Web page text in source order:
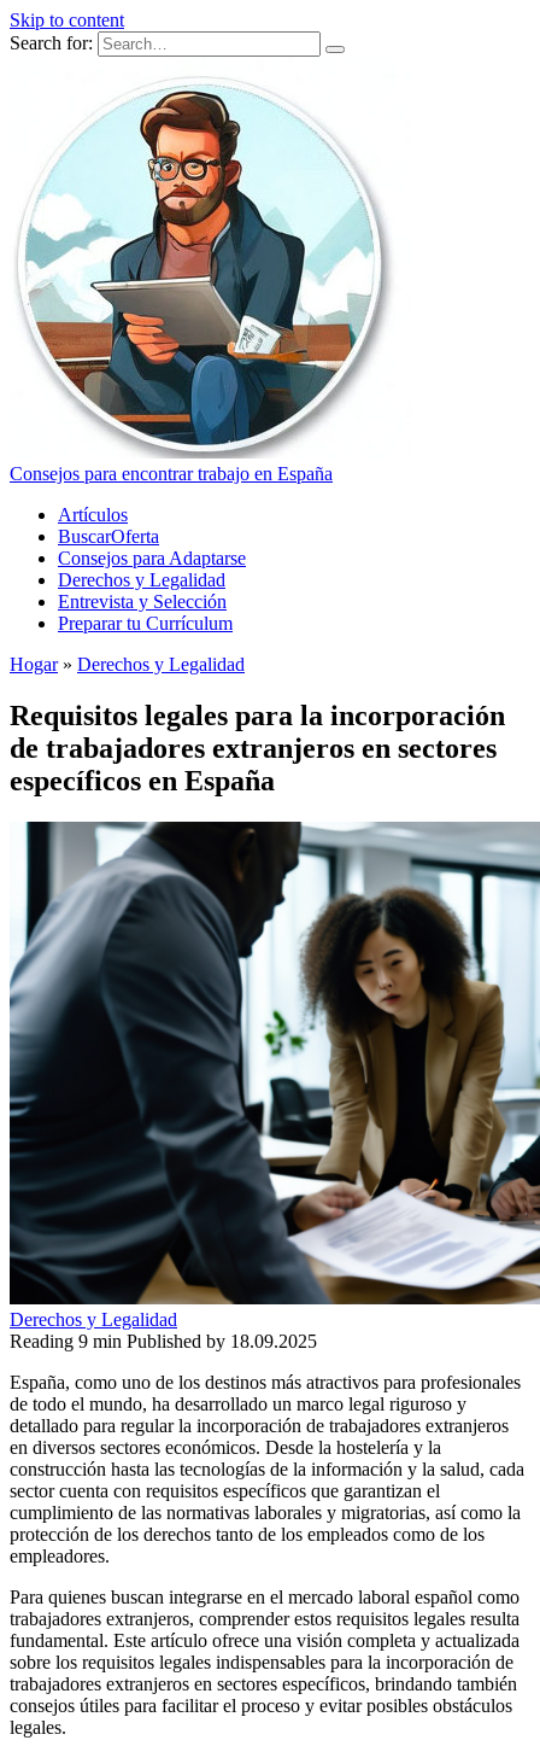
Skip to content
Search for:
Consejos para encontrar trabajo en España
Artículos
BuscarOferta
Consejos para Adaptarse
Derechos y Legalidad
Entrevista y Selección
Preparar tu Currículum
Hogar» Derechos y Legalidad
Requisitos legales para la incorporación
de trabajadores extranjeros en sectores
específicos en España
Derechos y Legalidad
Reading 9 min Published by 18.09.2025
España, como uno de los destinos más atractivos para profesionales
de todo el mundo, ha desarrollado un marco legal riguroso y
detallado para regular la incorporación de trabajadores extranjeros
en diversos sectores económicos. Desde la hostelería y la
construcción hasta las tecnologías de la información y la salud, cada
sector cuenta con requisitos específicos que garantizan el
cumplimiento de las normativas laborales y migratorias, así como la
protección de los derechos tanto de los empleados como de los
empleadores.
Para quienes buscan integrarse en el mercado laboral español como
trabajadores extranjeros, comprender estos requisitos legales resulta
fundamental. Este artículo ofrece una visión completa y actualizada
sobre los requisitos legales indispensables para la incorporación de
trabajadores extranjeros en sectores específicos, brindando también
consejos útiles para facilitar el proceso y evitar posibles obstáculos
legales.